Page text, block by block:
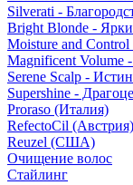
Silverati -
Bright Blonde -
Moisture and
Magnificent Volume
Serene Scalp -
Supershine -
Proraso (Италия)
RefectoCil (Австрия)
Reuzel (США)
Очищение волос
Стайлинг